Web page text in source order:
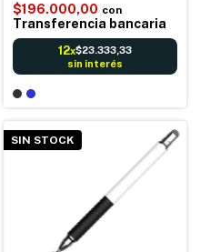
$196.000,00 con
Transferencia bancaria
12x$23.333,33
sin interés
SIN STOCK